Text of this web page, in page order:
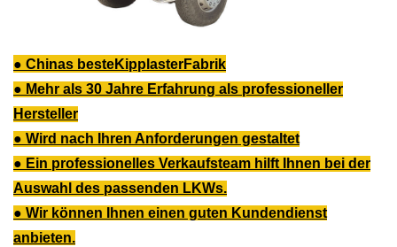
● Chinas besteKipplasterFabrik
● Mehr als 30 Jahre Erfahrung als professioneller
Hersteller
● Wird nach Ihren Anforderungen gestaltet
● Ein professionelles Verkaufsteam hilft Ihnen bei der
Auswahl des passenden LKWs.
● Wir können Ihnen einen guten Kundendienst
anbieten.